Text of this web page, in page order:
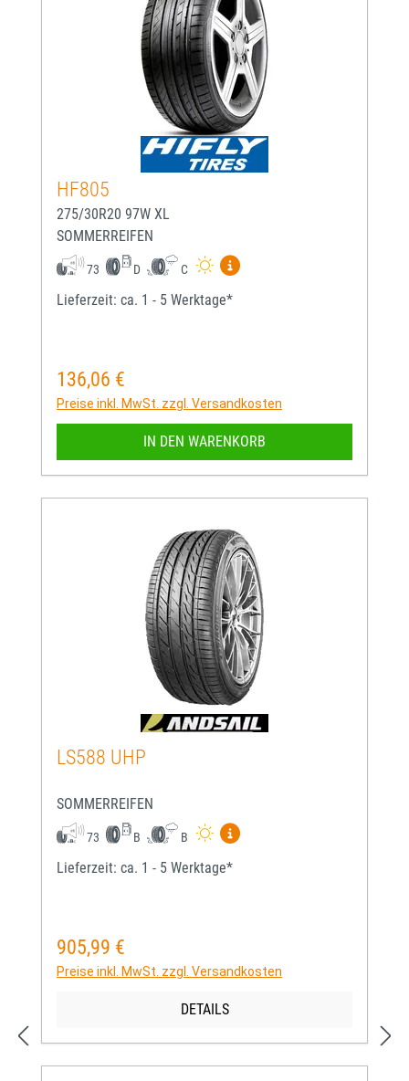
HF805
275/30R20 97W XL
SOMMERREIFEN
73 D C
Mehr Informationen zum
Lieferzeit: ca. 1 - 5 Werktage*
Regulärer Preis:
136,06 €
Preise inkl. MwSt. zzgl. Versandkosten
IN DEN WARENKORB
LS588 UHP
SOMMERREIFEN
73 B B
Mehr Informationen zum
Lieferzeit: ca. 1 - 5 Werktage*
Regulärer Preis:
905,99 €
Preise inkl. MwSt. zzgl. Versandkosten
DETAILS